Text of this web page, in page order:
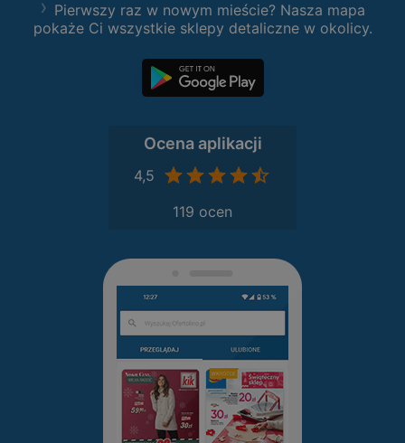
Pierwszy raz w nowym mieście? Nasza mapa
pokaże Ci wszystkie sklepy detaliczne w okolicy.
Ocena aplikacji
4,5
119 ocen